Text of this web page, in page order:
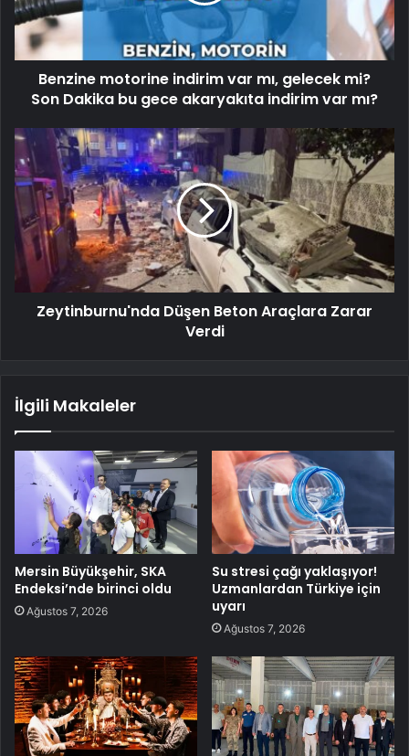
Benzine motorine indirim var mı, gelecek mi?
Son Dakika bu gece akaryakıta indirim var mı?
Zeytinburnu'nda Düşen Beton Araçlara Zarar
Verdi
İlgili Makaleler
Mersin Büyükşehir, SKA
Endeksi’nde birinci oldu
Ağustos 7, 2026
Su stresi çağı yaklaşıyor!
Uzmanlardan Türkiye için
uyarı
Ağustos 7, 2026